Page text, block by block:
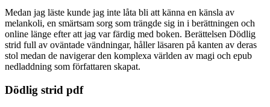
Medan jag läste kunde jag inte låta bli att känna en känsla av
melankoli, en smärtsam sorg som trängde sig in i berättningen och
online länge efter att jag var färdig med boken. Berättelsen Dödlig
strid full av oväntade vändningar, håller läsaren på kanten av deras
stol medan de navigerar den komplexa världen av magi och epub
nedladdning som författaren skapat.
Dödlig strid pdf